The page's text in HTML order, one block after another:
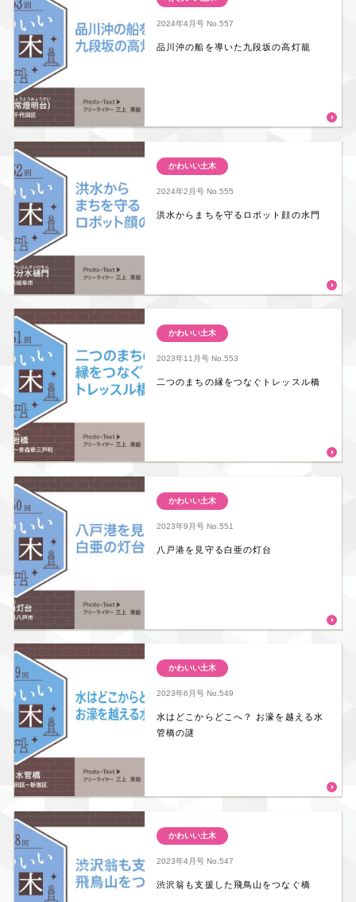
2024年4月号No.557
品川沖の船を導いた九段坂の高灯籠
かわいい土木
2024年2月号No.555
洪水からまちを守るロボット顔の水門
かわいい土木
2023年11月号No.553
二つのまちの縁をつなぐトレッスル橋
かわいい土木
2023年9月号No.551
八戸港を見守る白亜の灯台
かわいい土木
2023年6月号No.549
水はどこからどこへ？ お濠を越える水
管橋の謎
かわいい土木
2023年4月号No.547
渋沢翁も支援した飛鳥山をつなぐ橋